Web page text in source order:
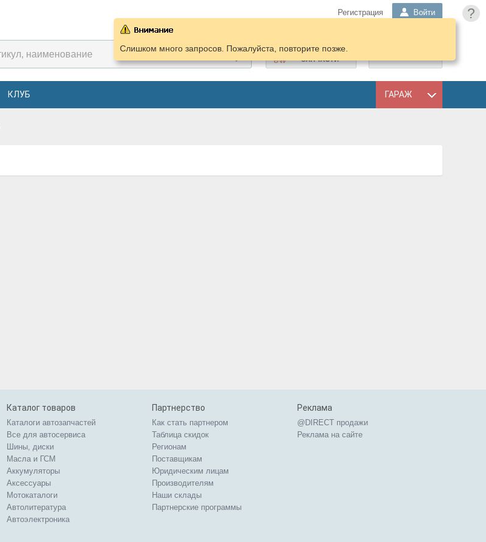
?
Регистрация Войти
ПОДОБРАТЬ
ЗАПЧАСТИ
КЛУБ ГАРАЖ
Слишком много запросов. Пожалуйста, повторите позже.
Каталог товаров
Каталоги автозапчастей
Все для автосервиса
Шины, диски
Масла и ГСМ
Аккумуляторы
Аксессуары
Мотокаталоги
Автолитература
Автоэлектроника
Партнерство
Как стать партнером
Таблица скидок
Регионам
Поставщикам
Юридическим лицам
Производителям
Наши склады
Партнерские программы
Реклама
@DIRECT продажи
Реклама на сайте